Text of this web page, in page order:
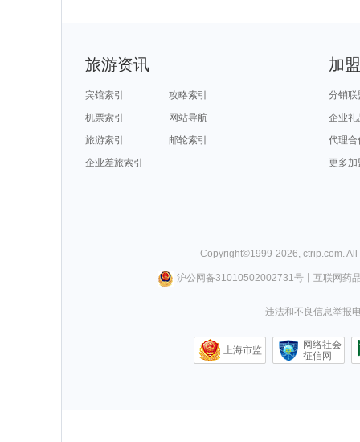
旅游资讯
宾馆索引
攻略索引
机票索引
网站导航
旅游索引
邮轮索引
企业差旅索引
加
分销联
企业礼
代理合
更多加
Copyright©1999-2026 ctrip.com .
沪公网备31010502002731号丨 互联网药
违法和不良信息举报
上海市监
网络社会
征信网